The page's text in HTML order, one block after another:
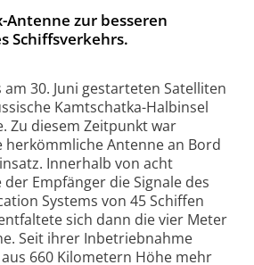
Antenne zur besseren
Schiffsverkehrs.
30. Juni gestarteten Satelliten
Kamtschatka-Halbinsel
Zu diesem Zeitpunkt war
Antenne an Bord
Innerhalb von acht
Empfänger die Signale des
Systems von 45 Schiffen
sich dann die vier Meter
Seit ihrer Inbetriebnahme
660 Kilometern Höhe mehr